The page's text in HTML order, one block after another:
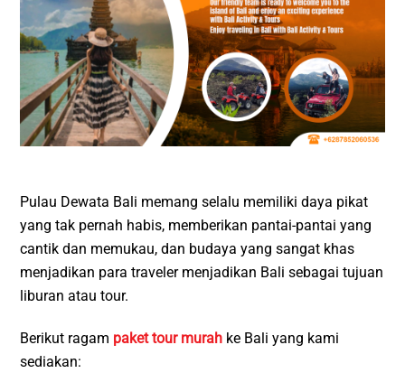
Pulau Dewata Bali memang selalu memiliki daya pikat
yang tak pernah habis, memberikan pantai-pantai yang
cantik dan memukau, dan budaya yang sangat khas
menjadikan para traveler menjadikan Bali sebagai tujuan
liburan atau tour.
Berikut ragam paket tour murah ke Bali yang kami
sediakan: